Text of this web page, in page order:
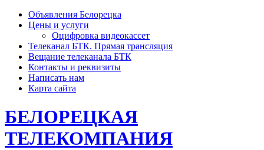
Объявления Белорецка
Цены и услуги
Оцифровка видеокассет
Телеканал БТК. Прямая трансляция
Вещание телеканала БТК
Контакты и реквизиты
Написать нам
Карта сайта
БЕЛОРЕЦКАЯ
ТЕЛЕКОМПАНИЯ